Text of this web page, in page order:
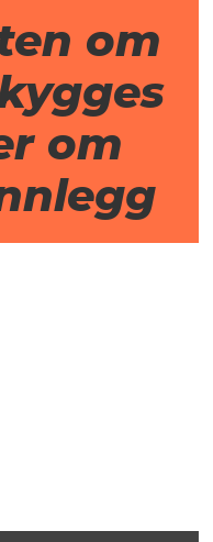
om
om